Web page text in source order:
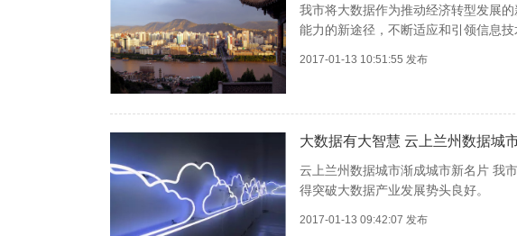
我市将大数据作为推动经济转型发展
能力的新途径，不断适应和引领信息
2017-01-13 10:51:55 发布
大数据有大智慧 云上兰州数据城
云上兰州数据城市渐成城市新名片 我
得突破大数据产业发展势头良好。
2017-01-13 09:42:07 发布